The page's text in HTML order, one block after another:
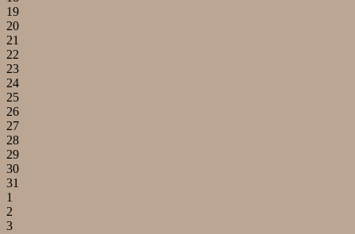
19
20
21
22
23
24
25
26
27
28
29
30
31
1
2
3